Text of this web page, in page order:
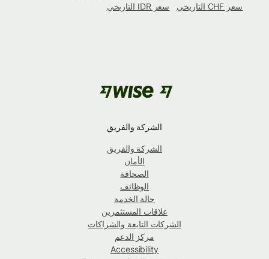
سعر CHF التاريخي
سعر IDR التاريخي
الشركة والفريق
الشركة والفريق
الأمان
الصحافة
الوظائف
حالة الخدمة
علاقات المستثمرين
الشركات التابعة والشراكات
مركز الدعم
Accessibility